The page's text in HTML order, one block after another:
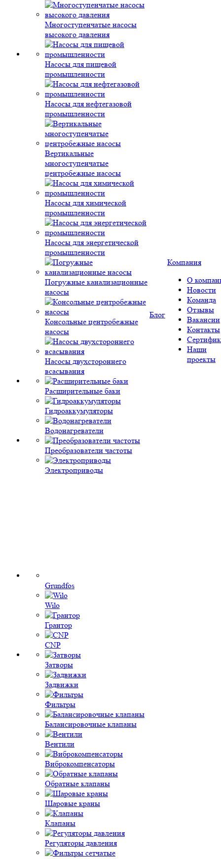
Многоступенчатые насосы
высокого давления
Насосы для пищевой
промышленности
Насосы для нефтегазовой
промышленности
Вертикальные
многоступенчатые
центробежные насосы
Насосы для химической
промышленности
Насосы для энергетической
промышленности
Погружные канализационные
насосы
Консольные центробежные
насосы
Насосы двухстороннего
всасывания
Расширительные баки
Гидроаккумуляторы
Водонагреватели
Преобразователи частоты
Электроприводы
Grundfos
Wilo
Грантор
CNP
Затворы
Задвижки
Фильтры
Балансировочные клапаны
Вентили
Виброкомпенсаторы
Обратные клапаны
Шаровые краны
Клапаны
Регуляторы давления
Блог
Компания
О
Новости
Команда
Отзывы
Вакансии
Контакты
Наши
проекты